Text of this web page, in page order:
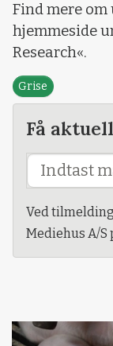
Find mere om
hjemmeside
Research«.
Grise
Få
Ved
Mediehus A/